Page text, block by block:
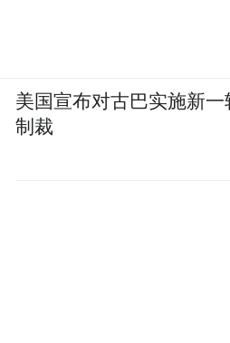
美国宣布对古巴实施新一
制裁